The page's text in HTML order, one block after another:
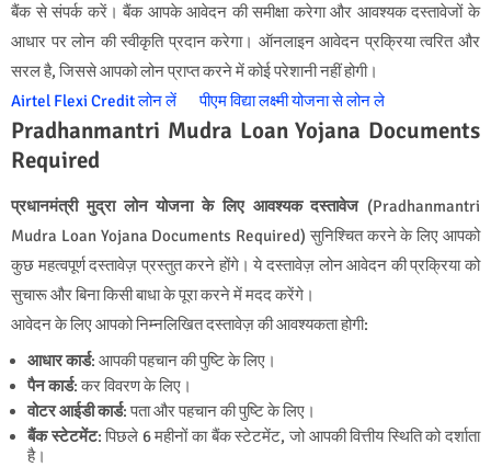
बैंक से संपर्क करें। बैंक आपके आवेदन की समीक्षा करेगा और आवश्यक दस्तावेजों के
आधार पर लोन की स्वीकृति प्रदान करेगा। ऑनलाइन आवेदन प्रक्रिया त्वरित और
सरल है, जिससे आपको लोन प्राप्त करने में कोई परेशानी नहीं होगी।
Airtel Flexi Credit लोन लें
पीएम विद्या लक्ष्मी योजना से लोन ले
Pradhanmantri Mudra Loan Yojana Documents
Required
प्रधानमंत्री मुद्रा लोन योजना के लिए आवश्यक दस्तावेज(Pradhanmantri
Mudra Loan Yojana Documents Required) सुनिश्चित करने के लिए आपको
कुछ महत्वपूर्ण दस्तावेज़ प्रस्तुत करने होंगे। ये दस्तावेज़ लोन आवेदन की प्रक्रिया को
सुचारू और बिना किसी बाधा के पूरा करने में मदद करेंगे।
आवेदन के लिए आपको निम्नलिखित दस्तावेज़ की आवश्यकता होगी:
आधार कार्ड: आपकी पहचान की पुष्टि के लिए।
पैन कार्ड: कर विवरण के लिए।
वोटर आईडी कार्ड: पता और पहचान की पुष्टि के लिए।
बैंक स्टेटमेंट: पिछले 6 महीनों का बैंक स्टेटमेंट, जो आपकी वित्तीय स्थिति को दर्शाता
है।